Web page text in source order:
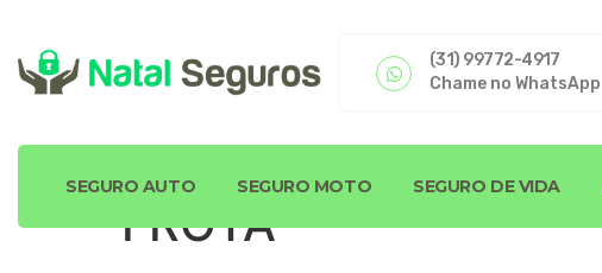
(31) 99772-4917
Chame no WhatsApp
SEGURO AUTO SEGURO MOTO SEGURO DE VIDA
FROTA